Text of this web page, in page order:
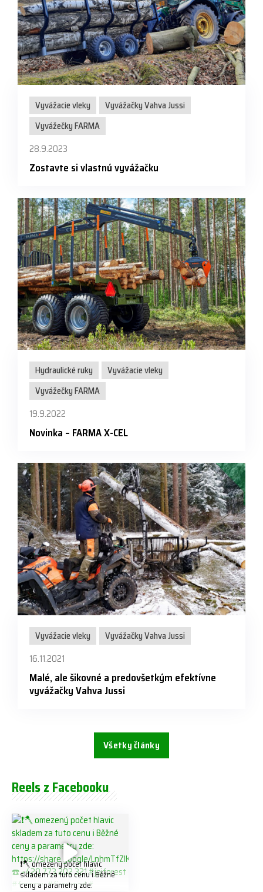
Vyvážacie vleky
Vyvážačky Vahva Jussi
Vyvážečky FARMA
28.9.2023
Zostavte si vlastnú vyvážačku
Hydraulické ruky
Vyvážacie vleky
Vyvážečky FARMA
19.9.2022
Novinka – FARMA X-CEL
Vyvážacie vleky
Vyvážačky Vahva Jussi
16.11.2021
Malé, ale šikovné a predovšetkým efektívne
vyvážačky Vahva Jussi
Všetky články
Reels z Facebooku
❗️🪓 omezený počet hlavic
skladem za tuto cenu ℹ️ Běžné
ceny a parametry zde: